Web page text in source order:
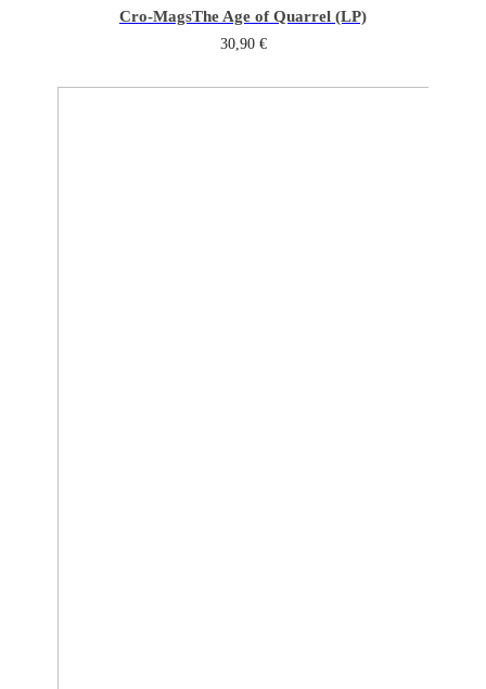
Cro-MagsThe Age of Quarrel (LP)
30,90 €